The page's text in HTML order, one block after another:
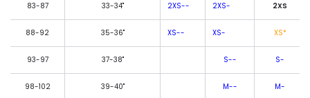
83-87 33-34" 2XS-- 2XS- 2XS
88-92 35-36" XS-- XS- XS*
93-97 37-38" S-- S-
98-102 39-40" M-- M-